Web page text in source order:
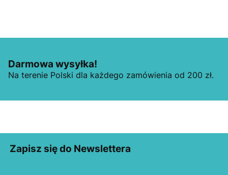
Darmowa wysyłka!
Na terenie Polski dla każdego zamówienia od 200 zł.
Zapisz się do Newslettera